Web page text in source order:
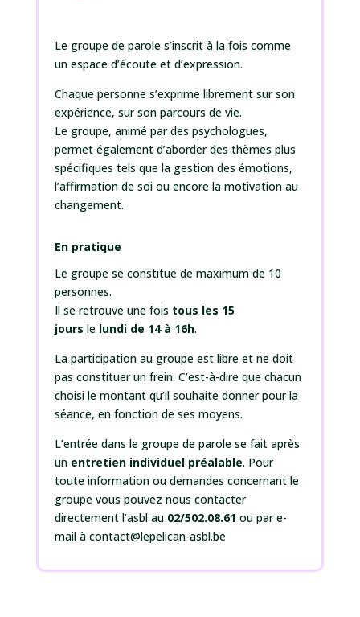
Le groupe de parole s’inscrit à la fois comme
un espace d’écoute et d’expression.
Chaque personne s’exprime librement sur son
expérience, sur son parcours de vie.
Le groupe, animé par des psychologues,
permet également d’aborder des thèmes plus
spécifiques tels que la gestion des émotions,
l’affirmation de soi ou encore la motivation au
changement.
En pratique
Le groupe se constitue de maximum de 10
personnes.
Il se retrouve une fois tous les 15
jours le lundi de 14 à 16h.
La participation au groupe est libre et ne doit
pas constituer un frein. C’est-à-dire que chacun
choisi le montant qu’il souhaite donner pour la
séance, en fonction de ses moyens.
L’entrée dans le groupe de parole se fait après
un entretien individuel préalable. Pour
toute information ou demandes concernant le
groupe vous pouvez nous contacter
directement l’asbl au 02/502.08.61 ou par e-
mail à contact@lepelican-asbl.be